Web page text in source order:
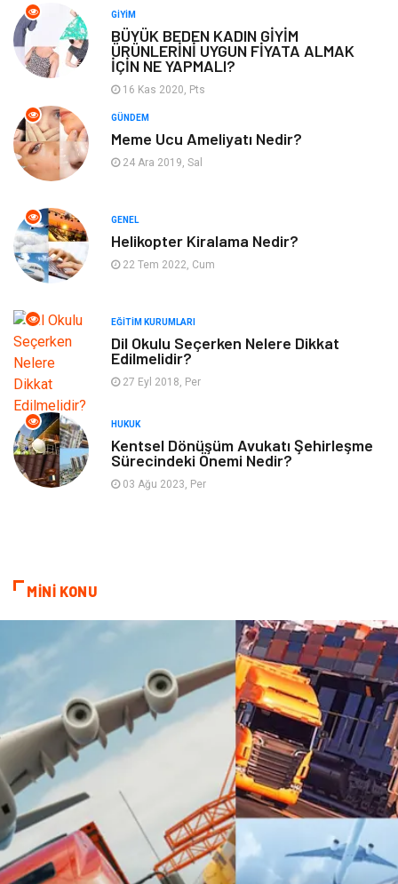
Otomotiv
Eğitim Kurumları Yapı İnşaat
Güzellik Mobilya
Bahçe Ev Maden ve Metal
Finans & Ekonomi
Plastik
Tekstil
Hizmet
İnternet Ambalaj
Kültür
Pazarlama Kiralama Servisleri
Basın Yayın Bilişim
Dernekler ve Birlikler Periyodik Kontrol
Moda İthalat İhracat
Alüminyum Tarım & Hayvancılık
GIYIM
BÜYÜK BEDEN KADIN GİYİM
ÜRÜNLERİNİ UYGUN FİYATA ALMAK
İÇİN NE YAPMALI?
16 Kas 2020, Pts
GÜNDEM
Meme Ucu Ameliyatı Nedir?
24 Ara 2019, Sal
GENEL
Helikopter Kiralama Nedir?
22 Tem 2022, Cum
EĞITIM KURUMLARI
Dil Okulu Seçerken Nelere Dikkat
Edilmelidir?
27 Eyl 2018, Per
HUKUK
Kentsel Dönüşüm Avukatı Şehirleşme
Sürecindeki Önemi Nedir?
03 Ağu 2023, Per
MİNİ KONU